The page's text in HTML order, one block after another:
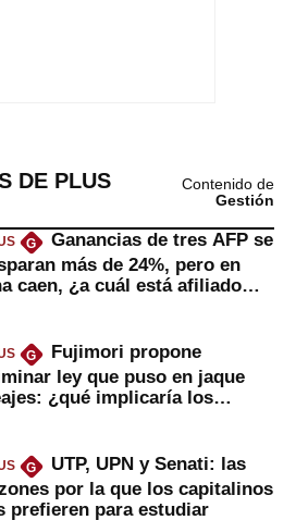
DE PLUS
Contenido de
Gestión
G
Ganancias de tres AFP se
más de 24%, pero en
caen, ¿a cuál está afiliado
G
Fujimori propone
ley que puso en jaque
¿qué implicaría los
G
UTP, UPN y Senati: las
por la que los capitalinos
prefieren para estudiar